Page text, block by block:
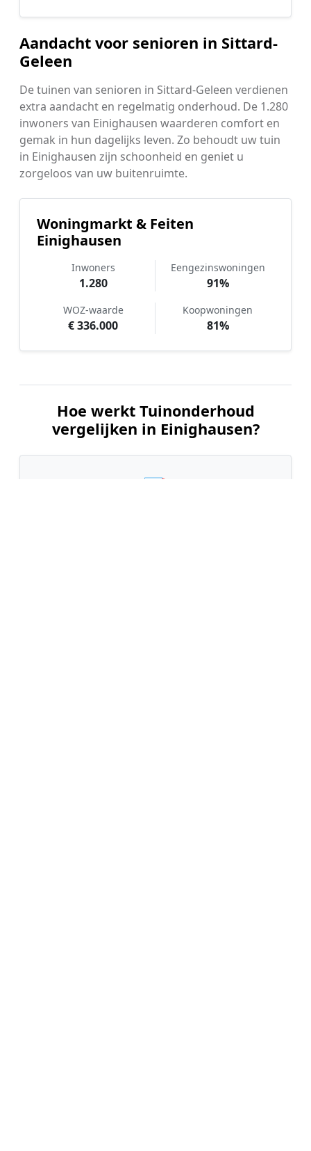
Aandacht voor senioren in Sittard-
Geleen
De tuinen van senioren in Sittard-Geleen verdienen
extra aandacht en regelmatig onderhoud. De 1.280
inwoners van Einighausen waarderen comfort en
gemak in hun dagelijks leven. Zo behoudt uw tuin
in Einighausen zijn schoonheid en geniet u
zorgeloos van uw buitenruimte.
Woningmarkt & Feiten
Einighausen
Inwoners
1.280
Eengezinswoningen
91%
WOZ-waarde
€ 336.000
Koopwoningen
81%
Hoe werkt Tuinonderhoud
vergelijken in Einighausen?
📝